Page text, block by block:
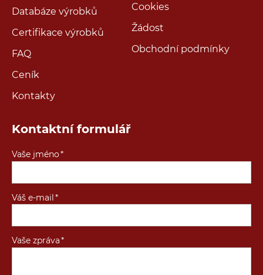
Databáze výrobků
Certifikace výrobků
FAQ
Ceník
Kontakty
Cookies
Žádost
Obchodní podmínky
Kontaktní formulář
Vaše jméno
Váš e-mail
Vaše zpráva